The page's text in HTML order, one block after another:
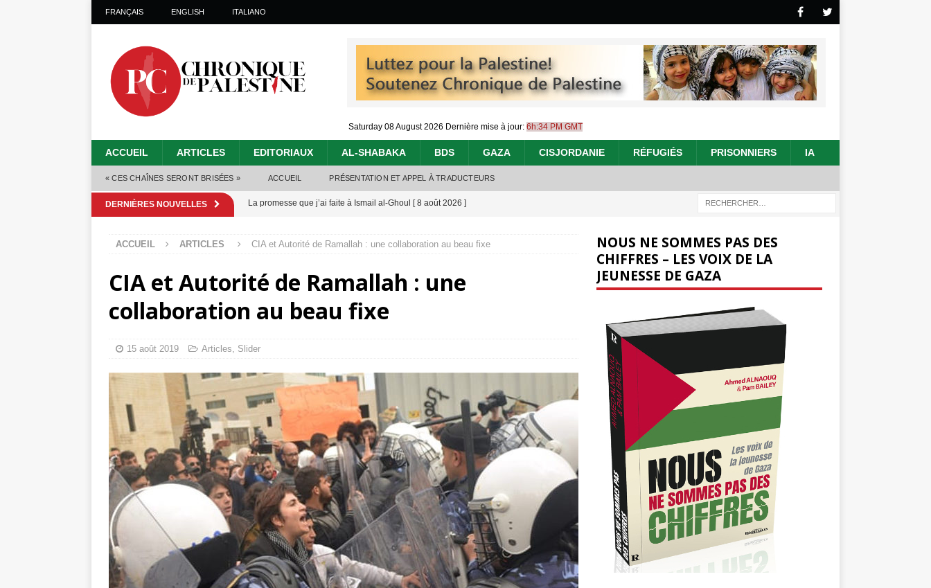
FRANÇAIS ENGLISH ITALIANO
Saturday 08 August 2026 Dernière mise à jour: 6h:34 PM GMT
ACCUEIL ARTICLES EDITORIAUX AL-SHABAKA BDS GAZA CISJORDANIE RÉFUGIÉS PRISONNIERS IA
« CES CHAÎNES SERONT BRISÉES » ACCUEIL PRÉSENTATION ET APPEL À TRADUCTEURS
DERNIÈRES NOUVELLES La promesse que j’ai faite à Ismail al-Ghoul [ 8 août 2026 ]
crise sanitaire déjà dramatique[ 7 août 2026 ]
Capituler ou mourir : le « processus de paix » à Gaza et la propagande occidentale
Mille jours de génocide : l’histoire de Gaza au-delà des chiffres
Les avis consultatifs de la CIJ sur la Palestine : possibilités et limites
ACCUEIL ARTICLES CIA et Autorité de Ramallah : une collaboration au beau fixe
CIA et Autorité de Ramallah : une
collaboration au beau fixe
15 août 2019 Articles, Slider
NOUS NE SOMMES PAS DES
CHIFFRES – LES VOIX DE LA
JEUNESSE DE GAZA